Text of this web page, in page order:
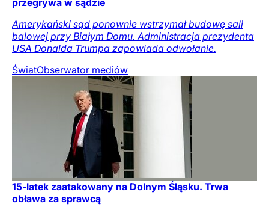
Amerykański sąd ponownie wstrzymał budowę sali
balowej przy Białym Domu. Administracja prezydenta
USA Donalda Trumpa zapowiada odwołanie.
ŚwiatObserwator mediów
15-latek zaatakowany na Dolnym Śląsku. Trwa
obława za sprawcą